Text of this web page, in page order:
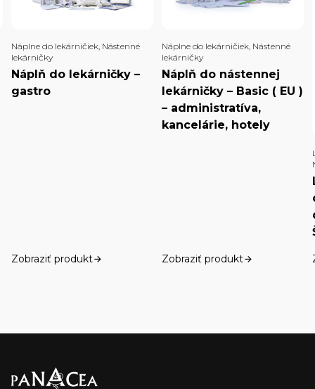
Náplne do lekárničiek Nástenné
lekárničky
Náplň do lekárničky –
gastro
Zobraziť produkt
Náplne do lekárničiek Nástenné
lekárničky
Náplň do nástennej
lekárničky – Basic ( EU )
– administratíva,
kancelárie, hotely
Zobraziť produkt